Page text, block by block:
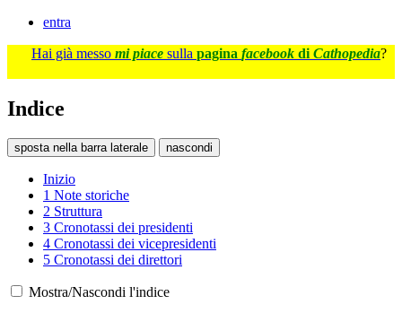
entra
Hai già messo mi piace sulla pagina facebook di Cathopedia?
Indice
sposta nella barra laterale nascondi
Inizio
1 Note storiche
2 Struttura
3 Cronotassi dei presidenti
4 Cronotassi dei vicepresidenti
5 Cronotassi dei direttori
Mostra/Nascondi l'indice